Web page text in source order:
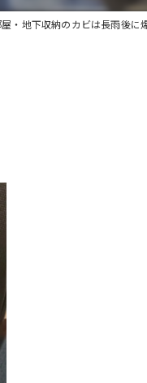
・地下収納のカビは長雨後に